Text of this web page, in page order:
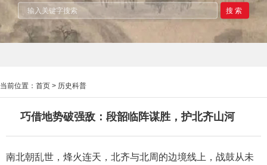
搜索
当前位置： 首页 > 历史科普
巧借地势破强敌：段韶临阵谋胜，护北齐山河
南北朝乱世，烽火连天，北齐与北周的边境线上，战鼓从未